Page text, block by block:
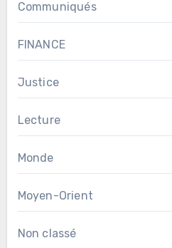
Communiqués
FINANCE
Justice
Lecture
Monde
Moyen-Orient
Non classé